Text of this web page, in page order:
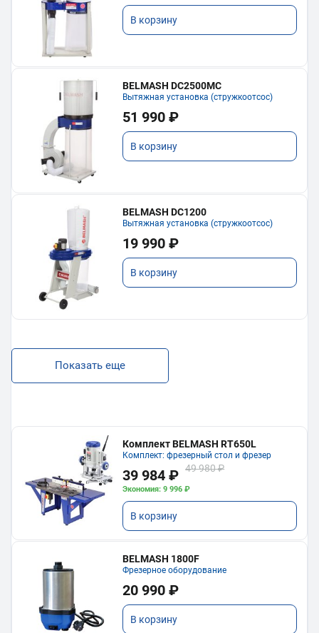
В корзину
BELMASH DC2500MC
Вытяжная установка (стружкоотсос)
51 990 ₽
В корзину
BELMASH DC1200
Вытяжная установка (стружкоотсос)
19 990 ₽
В корзину
Показать еще
Комплект BELMASH RT650L
Комплект: фрезерный стол и фрезер
39 984 ₽ 49 980 ₽
Экономия: 9 996 ₽
В корзину
BELMASH 1800F
Фрезерное оборудование
20 990 ₽
В корзину